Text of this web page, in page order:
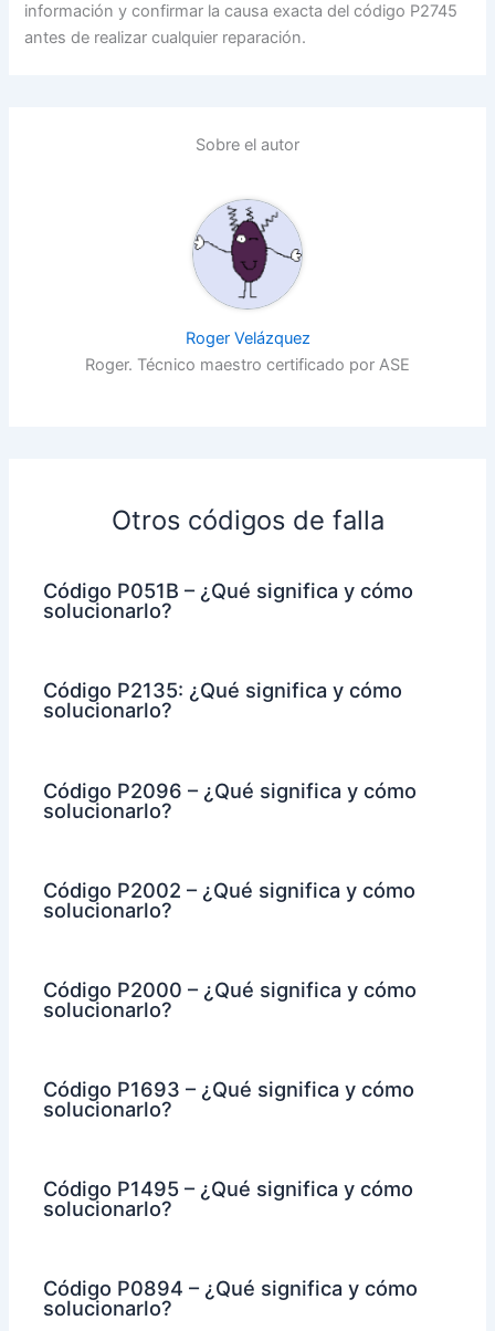
información y confirmar la causa exacta del código P2745
antes de realizar cualquier reparación.
Sobre el autor
Roger Velázquez
Roger. Técnico maestro certificado por ASE
Otros códigos de falla
Código P051B – ¿Qué significa y cómo
solucionarlo?
Código P2135: ¿Qué significa y cómo
solucionarlo?
Código P2096 – ¿Qué significa y cómo
solucionarlo?
Código P2002 – ¿Qué significa y cómo
solucionarlo?
Código P2000 – ¿Qué significa y cómo
solucionarlo?
Código P1693 – ¿Qué significa y cómo
solucionarlo?
Código P1495 – ¿Qué significa y cómo
solucionarlo?
Código P0894 – ¿Qué significa y cómo
solucionarlo?